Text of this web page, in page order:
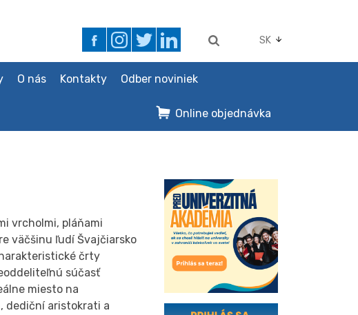
SK
O nás Kontakty Odber noviniek
Online objednávka
vrcholmi, pláňami
väčšinu ľudí Švajčiarsko
črty
súčasť
miesto na
dediční aristokrati a